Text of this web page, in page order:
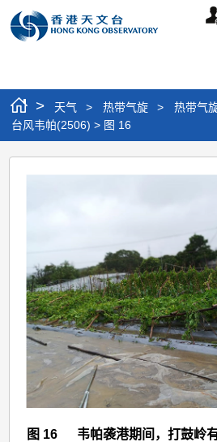
个
> 天气 > 热带气旋 > 热带气
台风韦帕(2506) > 图 16
台
(2506)
图
16
图 16 韦帕袭港期间，打鼓岭